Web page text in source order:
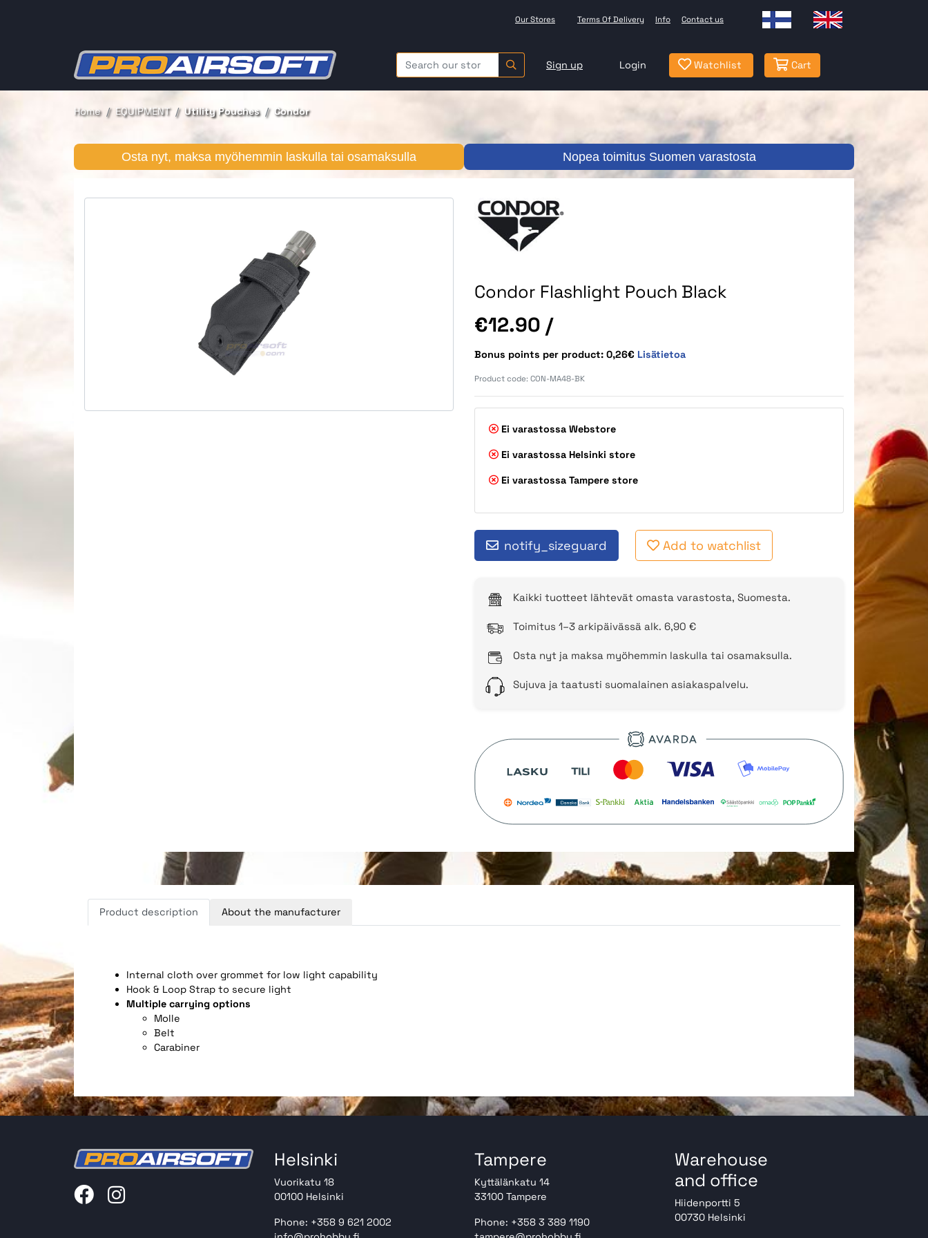
Our Stores Terms Of Delivery Info Contact us
Sign up Login Watchlist Cart
Home EQUIPMENT Utility Pouches Condor
Osta nyt, maksa myöhemmin laskulla tai osamaksulla Nopea toimitus Suomen varastosta
Condor Flashlight Pouch Black
Price
€12.90 /
Bonus points per product: 0,26€ Lisätietoa
Product code: CON-MA48-BK
Ei varastossa Webstore
Ei varastossa Helsinki store
Ei varastossa Tampere store
notify_sizeguard Add to watchlist
Kaikki tuotteet lähtevät omasta varastosta, Suomesta.
Toimitus 1–3 arkipäivässä alk. 6,90 €
Osta nyt ja maksa myöhemmin laskulla tai osamaksulla.
Sujuva ja taatusti suomalainen asiakaspalvelu.
Product description About the manufacturer
Internal cloth over grommet for low light capability
Hook & Loop Strap to secure light
Multiple carrying options
Molle
Belt
Carabiner
Helsinki
Vuorikatu 18
00100 Helsinki
Phone: +358 9 621 2002
Tampere
Kyttälänkatu 14
33100 Tampere
Phone: +358 3 389 1190
Warehouse
and office
Hiidenportti 5
00730 Helsinki